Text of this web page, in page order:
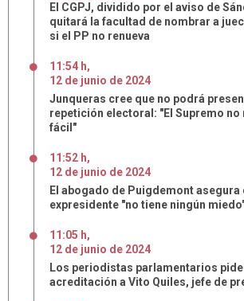
El CGPJ, dividido por el aviso de
quitará la facultad de nombrar a
si el PP no renueva
11:54 h,
12 de junio de 2024
Junqueras cree que no podrá
repetición electoral: "El Supremo no
fácil"
11:52 h,
12 de junio de 2024
El abogado de Puigdemont asegura
expresidente "no tiene ningún
11:05 h,
12 de junio de 2024
Los periodistas parlamentarios
acreditación a Vito Quiles, jefe de